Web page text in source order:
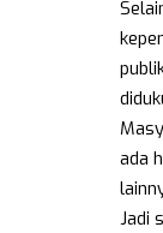
ada
Jadi